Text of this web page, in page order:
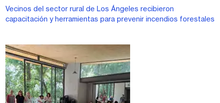
Vecinos del sector rural de Los Ángeles recibieron
capacitación y herramientas para prevenir incendios forestales